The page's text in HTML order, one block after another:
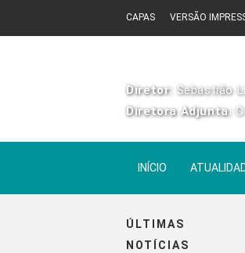
CAPAS VERSÃO
Diretor: Sebastião
Diretora Adjunta:
INÍCIO
ÚLTIMAS
NOTÍCIAS